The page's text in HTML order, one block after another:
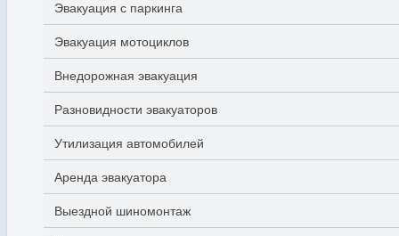
Эвакуация с паркинга
Эвакуация мотоциклов
Внедорожная эвакуация
Разновидности эвакуаторов
Утилизация автомобилей
Аренда эвакуатора
Выездной шиномонтаж